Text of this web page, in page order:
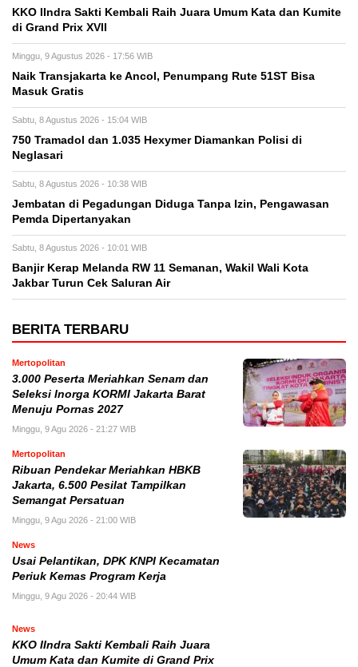
KKO IIndra Sakti Kembali Raih Juara Umum Kata dan Kumite
di Grand Prix XVII
Minggu, 9 Agustus 2026 - 17:56 WIB
Naik Transjakarta ke Ancol, Penumpang Rute 51ST Bisa
Masuk Gratis
Sabtu, 8 Agustus 2026 - 15:04 WIB
750 Tramadol dan 1.035 Hexymer Diamankan Polisi di
Neglasari
Sabtu, 8 Agustus 2026 - 10:38 WIB
Jembatan di Pegadungan Diduga Tanpa Izin, Pengawasan
Pemda Dipertanyakan
Sabtu, 8 Agustus 2026 - 10:01 WIB
Banjir Kerap Melanda RW 11 Semanan, Wakil Wali Kota
Jakbar Turun Cek Saluran Air
BERITA TERBARU
Mertopolitan
3.000 Peserta Meriahkan Senam dan
Seleksi Inorga KORMI Jakarta Barat
Menuju Pornas 2027
Minggu, 9 Agu 2026 - 21:27 WIB
Mertopolitan
Ribuan Pendekar Meriahkan HBKB
Jakarta, 6.500 Pesilat Tampilkan
Semangat Persatuan
Minggu, 9 Agu 2026 - 21:00 WIB
News
Usai Pelantikan, DPK KNPI Kecamatan
Periuk Kemas Program Kerja
Minggu, 9 Agu 2026 - 20:44 WIB
News
KKO IIndra Sakti Kembali Raih Juara
Umum Kata dan Kumite di Grand Prix